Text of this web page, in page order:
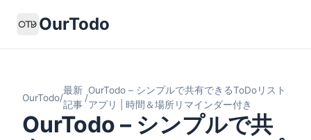
OurTodo
OurTodo/
最新
記事
/
OurTodo – シンプルで共有できるToDoリスト
アプリ | 時間＆場所リマインダー付き
OurTodo – シンプルで共